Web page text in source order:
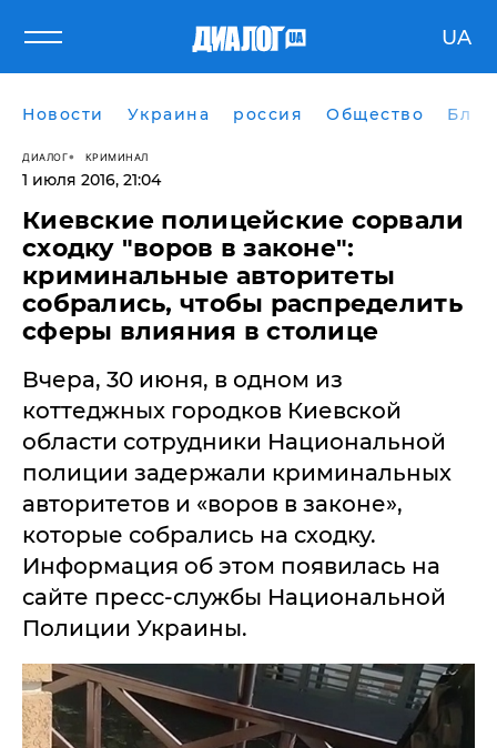
UA
Новости Украина россия Общество
ДИАЛОГ КРИМИНАЛ
1 июля 2016, 21:04
Киевские полицейские сорвали
сходку "воров в законе":
криминальные авторитеты
собрались, чтобы распределить
сферы влияния в столице
Вчера, 30 июня, в одном из
коттеджных городков Киевской
области сотрудники Национальной
полиции задержали криминальных
авторитетов и «воров в законе»,
которые собрались на сходку.
Информация об этом появилась на
сайте пресс-службы Национальной
Полиции Украины.